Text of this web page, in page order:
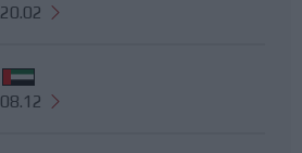
20.02
08.12